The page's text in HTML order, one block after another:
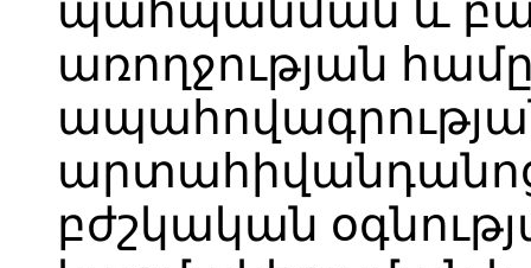
պահպանման և
առողջության
բժշկական